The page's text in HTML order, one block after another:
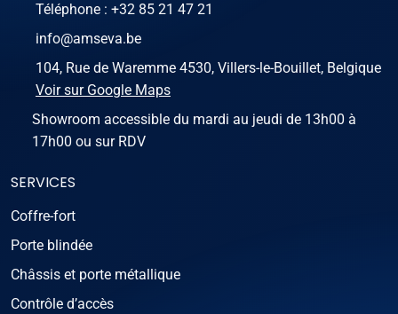
Téléphone : +32 85 21 47 21
info@amseva.be
104, Rue de Waremme 4530, Villers-le-Bouillet, Belgique
Voir sur Google Maps
Showroom accessible du mardi au jeudi de 13h00 à
17h00 ou sur RDV
SERVICES
Coffre-fort
Porte blindée
Châssis et porte métallique
Contrôle d’accès